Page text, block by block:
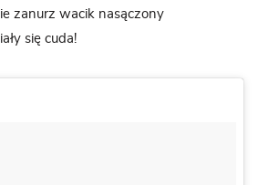
zanurz wacik nasączony
się cuda!